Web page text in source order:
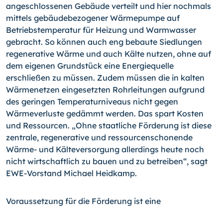
angeschlossenen Gebäude verteilt und hier nochmals
mittels gebäudebezogener Wärmepumpe auf
Betriebstemperatur für Heizung und Warmwasser
gebracht. So können auch eng bebaute Siedlungen
regenerative Wärme und auch Kälte nutzen, ohne auf
dem eigenen Grundstück eine Energiequelle
erschließen zu müssen. Zudem müssen die in kalten
Wärmenetzen eingesetzten Rohrleitungen aufgrund
des geringen Temperaturniveaus nicht gegen
Wärmeverluste gedämmt werden. Das spart Kosten
und Ressourcen. „Ohne staatliche Förderung ist diese
zentrale, regenerative und ressourcenschonende
Wärme- und Kälteversorgung allerdings heute noch
nicht wirtschaftlich zu bauen und zu betreiben“, sagt
EWE-Vor­stand Michael Heidkamp.
Voraussetzung für die Förderung ist eine